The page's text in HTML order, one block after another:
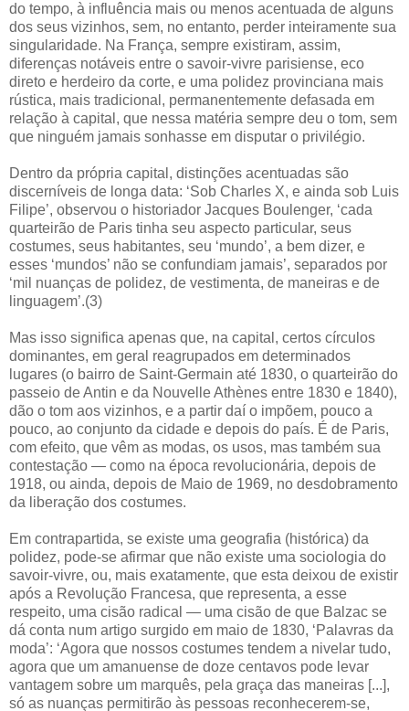
do tempo, à influência mais ou menos acentuada de alguns
dos seus vizinhos, sem, no entanto, perder inteiramente sua
singularidade. Na França, sempre existiram, assim,
diferenças notáveis entre o savoir-vivre parisiense, eco
direto e herdeiro da corte, e uma polidez provinciana mais
rústica, mais tradicional, permanentemente defasada em
relação à capital, que nessa matéria sempre deu o tom, sem
que ninguém jamais sonhasse em disputar o privilégio.
Dentro da própria capital, distinções acentuadas são
discerníveis de longa data: ‘Sob Charles X, e ainda sob Luis
Filipe’, observou o historiador Jacques Boulenger, ‘cada
quarteirão de Paris tinha seu aspecto particular, seus
costumes, seus habitantes, seu ‘mundo’, a bem dizer, e
esses ‘mundos’ não se confundiam jamais’, separados por
‘mil nuanças de polidez, de vestimenta, de maneiras e de
linguagem’.(3)
Mas isso significa apenas que, na capital, certos círculos
dominantes, em geral reagrupados em determinados
lugares (o bairro de Saint-Germain até 1830, o quarteirão do
passeio de Antin e da Nouvelle Athènes entre 1830 e 1840),
dão o tom aos vizinhos, e a partir daí o impõem, pouco a
pouco, ao conjunto da cidade e depois do país. É de Paris,
com efeito, que vêm as modas, os usos, mas também sua
contestação — como na época revolucionária, depois de
1918, ou ainda, depois de Maio de 1969, no desdobramento
da liberação dos costumes.
Em contrapartida, se existe uma geografia (histórica) da
polidez, pode-se afirmar que não existe uma sociologia do
savoir-vivre, ou, mais exatamente, que esta deixou de existir
após a Revolução Francesa, que representa, a esse
respeito, uma cisão radical — uma cisão de que Balzac se
dá conta num artigo surgido em maio de 1830, ‘Palavras da
moda’: ‘Agora que nossos costumes tendem a nivelar tudo,
agora que um amanuense de doze centavos pode levar
vantagem sobre um marquês, pela graça das maneiras [...],
só as nuanças permitirão às pessoas reconhecerem-se,